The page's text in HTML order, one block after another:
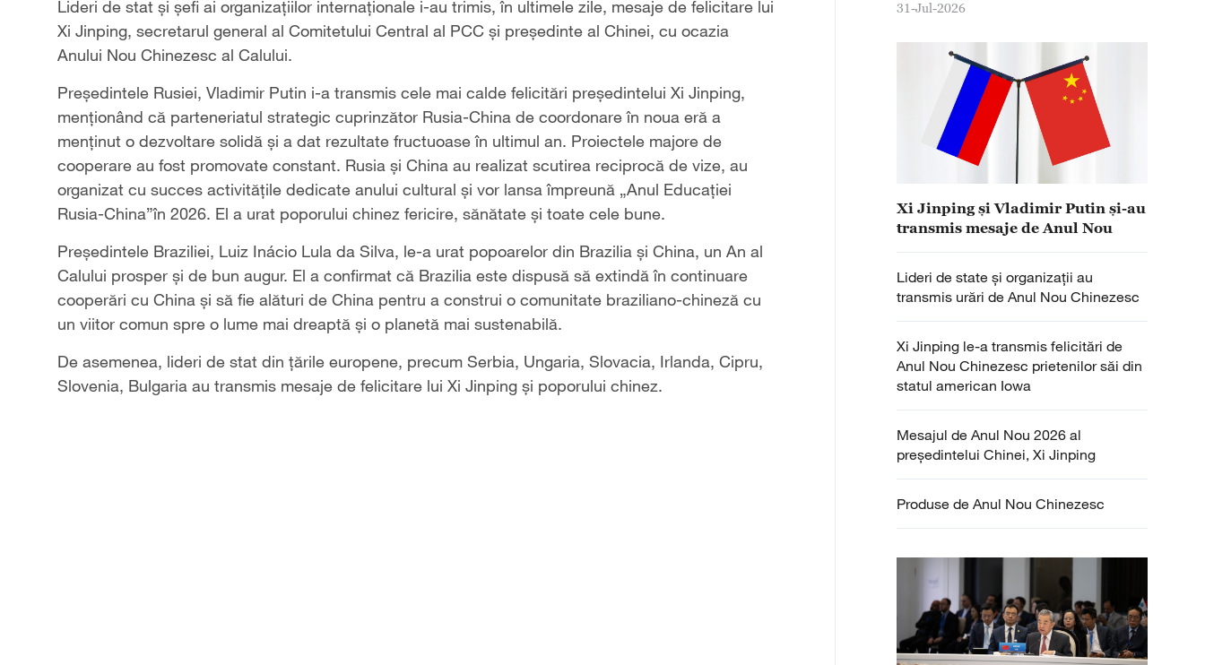
Lideri de stat și șefi ai organizațiilor internaționale i-au trimis, în ultimele zile, mesaje de felicitare lui
Xi Jinping, secretarul general al Comitetului Central al PCC și președinte al Chinei, cu ocazia
Anului Nou Chinezesc al Calului.
Președintele Rusiei, Vladimir Putin i-a transmis cele mai calde felicitări președintelui Xi Jinping,
menționând că parteneriatul strategic cuprinzător Rusia-China de coordonare în noua eră a
menținut o dezvoltare solidă și a dat rezultate fructuoase în ultimul an. Proiectele majore de
cooperare au fost promovate constant. Rusia și China au realizat scutirea reciprocă de vize, au
organizat cu succes activitățile dedicate anului cultural și vor lansa împreună „Anul Educației
Rusia-China”în 2026. El a urat poporului chinez fericire, sănătate și toate cele bune.
Președintele Braziliei, Luiz Inácio Lula da Silva, le-a urat popoarelor din Brazilia și China, un An al
Calului prosper și de bun augur. El a confirmat că Brazilia este dispusă să extindă în continuare
cooperări cu China și să fie alături de China pentru a construi o comunitate braziliano-chineză cu
un viitor comun spre o lume mai dreaptă și o planetă mai sustenabilă.
De asemenea, lideri de stat din țările europene, precum Serbia, Ungaria, Slovacia, Irlanda, Cipru,
Slovenia, Bulgaria au transmis mesaje de felicitare lui Xi Jinping și poporului chinez.
31-Jul-2026
Xi Jinping și Vladimir Putin și-au
transmis mesaje de Anul Nou
Lideri de state și organizații au
transmis urări de Anul Nou Chinezesc
Xi Jinping le-a transmis felicitări de
Anul Nou Chinezesc prietenilor săi din
statul american Iowa
Mesajul de Anul Nou 2026 al
președintelui Chinei, Xi Jinping
Produse de Anul Nou Chinezesc